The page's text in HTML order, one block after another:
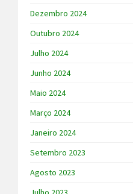
Dezembro 2024
Outubro 2024
Julho 2024
Junho 2024
Maio 2024
Março 2024
Janeiro 2024
Setembro 2023
Agosto 2023